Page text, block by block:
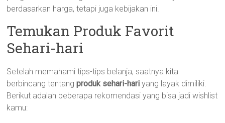
berdasarkan harga, tetapi juga kebijakan ini.
Temukan Produk Favorit
Sehari-hari
Setelah memahami tips-tips belanja, saatnya kita
berbincang tentangproduk sehari-hari yang layak dimiliki.
Berikut adalah beberapa rekomendasi yang bisa jadi wishlist
kamu: